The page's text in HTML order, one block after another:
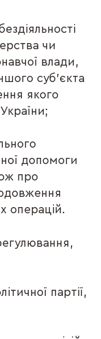
чи
влади,
суб'єкта
якого
допомоги
про
операцій.
партії,